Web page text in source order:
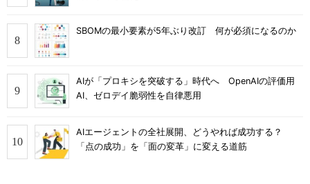
SBOMの最小要素が5年ぶり改訂 何が必須になるのか
AIが「プロキシを突破する」時代へ OpenAIの評価用
AI、ゼロデイ脆弱性を自律悪用
AIエージェントの全社展開、どうやれば成功する？
「点の成功」を「面の変革」に変える道筋